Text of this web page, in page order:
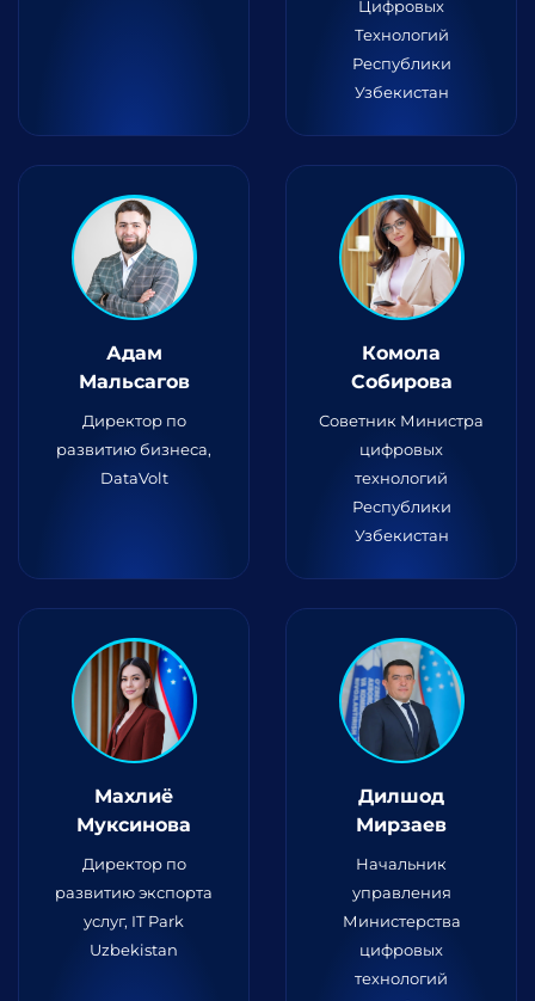
Цифровых
Технологий
Республики
Узбекистан
Адам
Мальсагов
Директор по
развитию бизнеса,
DataVolt
Комола
Собирова
Советник Министра
цифровых
технологий
Республики
Узбекистан
Махлиё
Муксинова
Директор по
развитию экспорта
услуг, IT Park
Uzbekistan
Дилшод
Мирзаев
Начальник
управления
Министерства
цифровых
технологий